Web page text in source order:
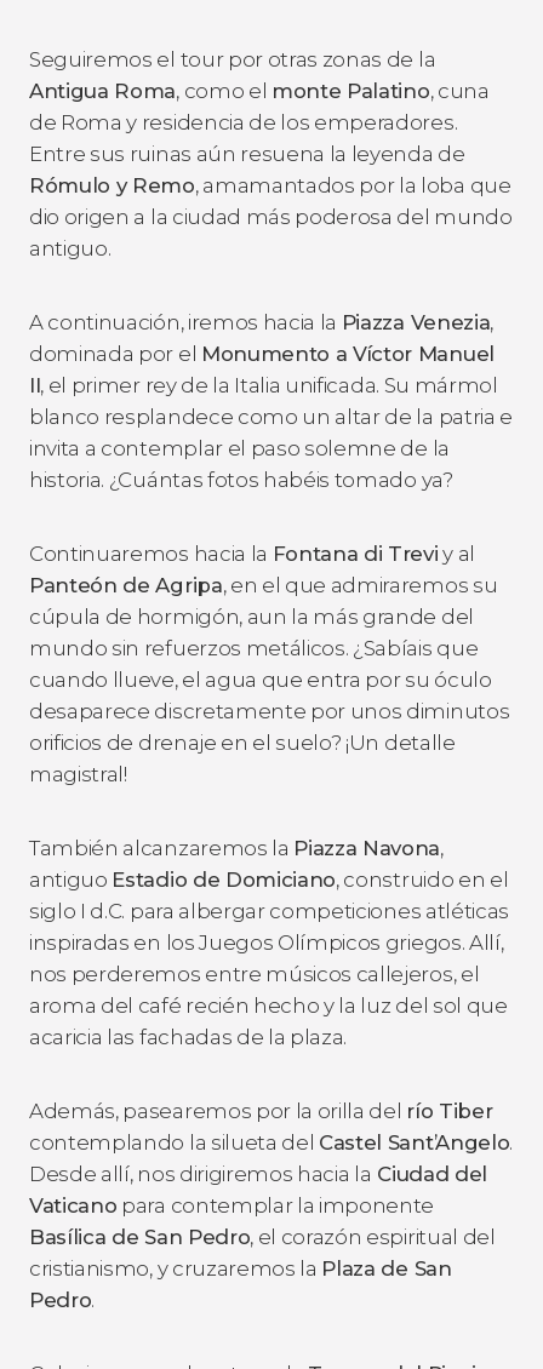
Seguiremos el tour por otras zonas de la
Antigua Roma, como el monte Palatino, cuna
de Roma y residencia de los emperadores.
Entre sus ruinas aún resuena la leyenda de
Rómulo y Remo, amamantados por la loba que
dio origen a la ciudad más poderosa del mundo
antiguo.
A continuación, iremos hacia la Piazza Venezia,
dominada por el Monumento a Víctor Manuel
II, el primer rey de la Italia unificada. Su mármol
blanco resplandece como un altar de la patria e
invita a contemplar el paso solemne de la
historia. ¿Cuántas fotos habéis tomado ya?
Continuaremos hacia la Fontana di Trevi y al
Panteón de Agripa, en el que admiraremos su
cúpula de hormigón, aun la más grande del
mundo sin refuerzos metálicos. ¿Sabíais que
cuando llueve, el agua que entra por su óculo
desaparece discretamente por unos diminutos
orificios de drenaje en el suelo? ¡Un detalle
magistral!
También alcanzaremos la Piazza Navona,
antiguo Estadio de Domiciano, construido en el
siglo I d.C. para albergar competiciones atléticas
inspiradas en los Juegos Olímpicos griegos. Allí,
nos perderemos entre músicos callejeros, el
aroma del café recién hecho y la luz del sol que
acaricia las fachadas de la plaza.
Además, pasearemos por la orilla del río Tiber
contemplando la silueta del Castel Sant’Angelo.
Desde allí, nos dirigiremos hacia la Ciudad del
Vaticano para contemplar la imponente
Basílica de San Pedro, el corazón espiritual del
cristianismo, y cruzaremos la Plaza de San
Pedro.